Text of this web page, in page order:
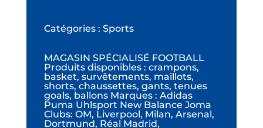
Catégories : Sports
MAGASIN SPÉCIALISÉ FOOTBALL
Produits disponibles : crampons,
basket, survêtements, maillots,
shorts, chaussettes, gants, tenues
goals, ballons Marques : Adidas
Puma Uhlsport New Balance Joma
Clubs: OM, Liverpool, Milan, Arsenal,
Dortmund, Réal Madrid,